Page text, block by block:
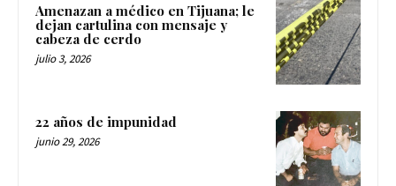
Amenazan a médico en Tijuana; le
dejan cartulina con mensaje y
cabeza de cerdo
julio 3, 2026
22 años de impunidad
junio 29, 2026